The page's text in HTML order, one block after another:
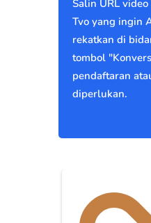
Salin URL
Tvo yang ingin
rekatkan di
tombol
pendaftaran
diperlukan.